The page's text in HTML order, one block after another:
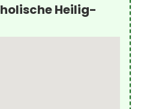
Heilig-